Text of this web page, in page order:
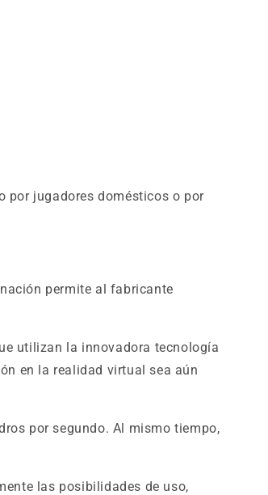
por jugadores domésticos o por
permite al fabricante
utilizan la innovadora tecnología
en la realidad virtual sea aún
por segundo. Al mismo tiempo,
las posibilidades de uso,